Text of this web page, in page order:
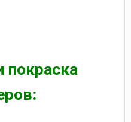
покраска